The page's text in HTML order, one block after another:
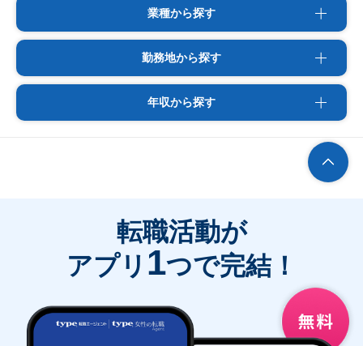
業種から探す
勤務地から探す
年収から探す
転職活動が
アプリ 1つで完結！